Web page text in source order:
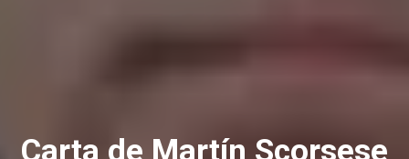
Carta de Martín Scorsese